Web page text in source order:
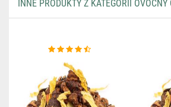
INNE PRODUKTY Z KATEGORII